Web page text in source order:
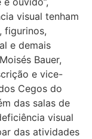
visual tenham
figurinos,
e demais
Bauer,
e vice-
Cegos do
das salas de
visual
das atividades